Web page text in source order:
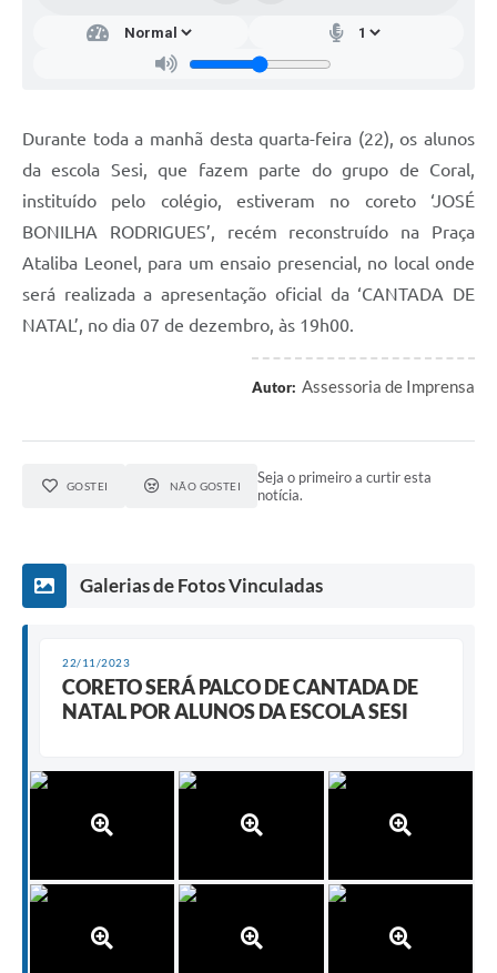
Durante toda a manhã desta quarta-feira (22), os alunos
da escola Sesi, que fazem parte do grupo de Coral,
instituído pelo colégio, estiveram no coreto ‘JOSÉ
BONILHA RODRIGUES’, recém reconstruído na Praça
Ataliba Leonel, para um ensaio presencial, no local onde
será realizada a apresentação oficial da ‘CANTADA DE
NATAL’, no dia 07 de dezembro, às 19h00.
Autor: Assessoria de Imprensa
GOSTEI NÃO GOSTEI
Seja o primeiro a curtir esta
notícia.
Galerias de Fotos Vinculadas
22/11/2023
CORETO SERÁ PALCO DE CANTADA DE
NATAL POR ALUNOS DA ESCOLA SESI